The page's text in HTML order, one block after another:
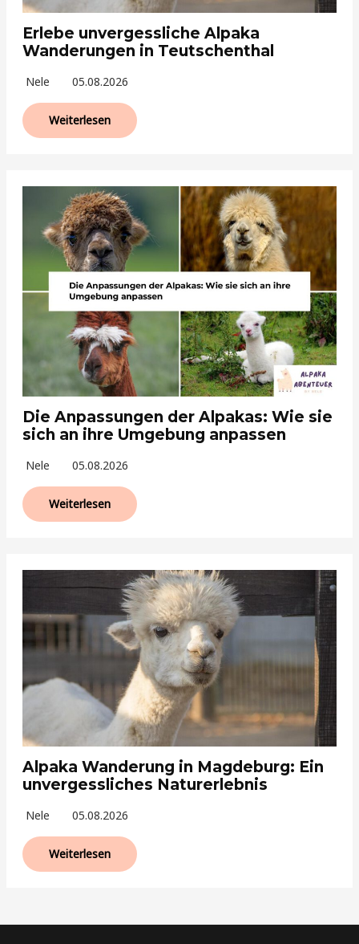
Erlebe unvergessliche Alpaka
Wanderungen in Teutschenthal
Nele 05.08.2026
Weiterlesen
Die Anpassungen der Alpakas: Wie sie
sich an ihre Umgebung anpassen
Nele 05.08.2026
Weiterlesen
Alpaka Wanderung in Magdeburg: Ein
unvergessliches Naturerlebnis
Nele 05.08.2026
Weiterlesen